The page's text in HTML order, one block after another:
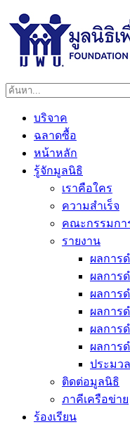
บริจาค
ฉลาดซื้อ
หน้าหลัก
รู้จักมูลนิธิ
เราคือใคร
ความสำเร็จ
คณะกรรมกา
รายงาน
ผลการ
ผลการ
ผลการ
ผลการ
ผลการ
ผลการ
ประมว
ติดต่อมูลนิธิ
ภาคีเครือข่าย
ร้องเรียน